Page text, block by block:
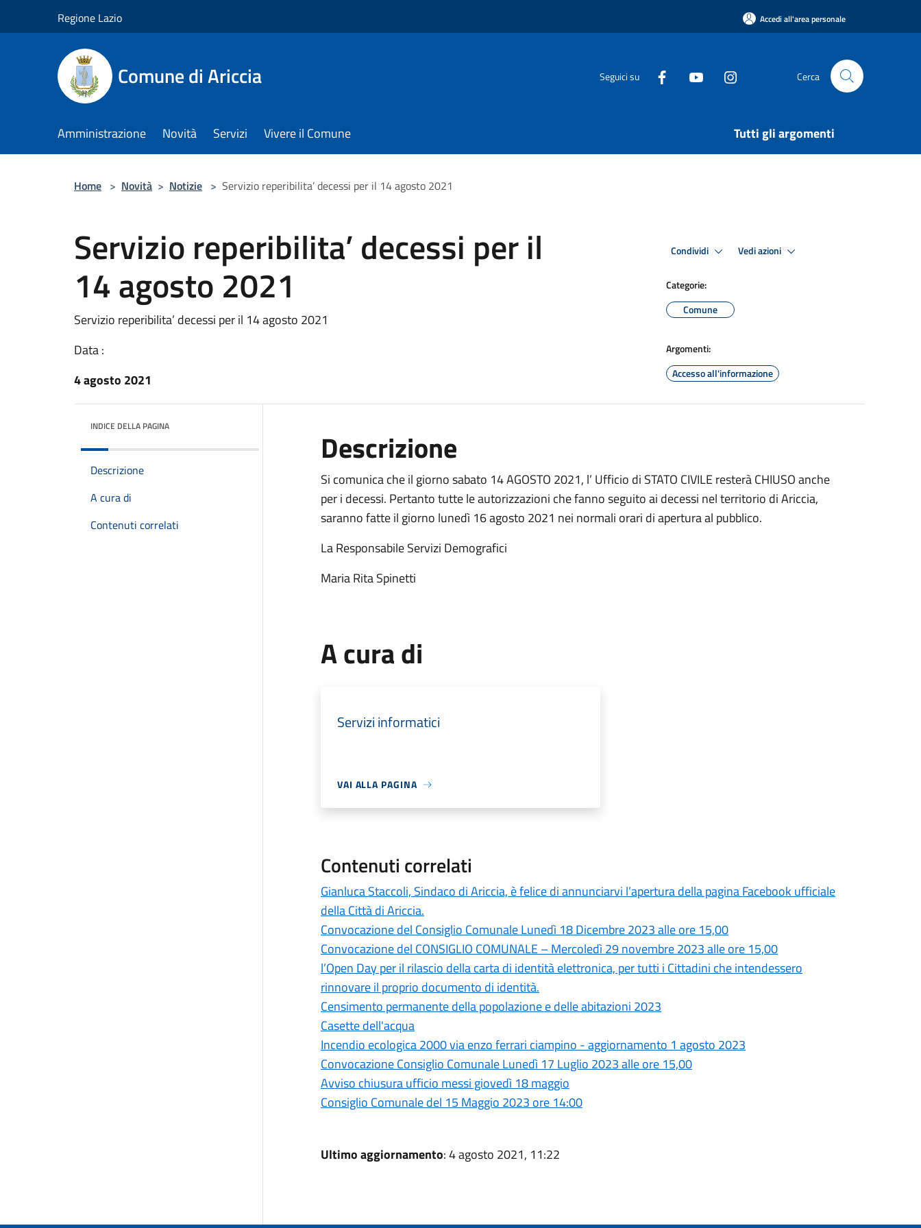
Regione Lazio Accedi all'area personale
Comune di Ariccia Seguici su Cerca
Amministrazione Novità Servizi Vivere il Comune Tutti gli argomenti
Home > Novità > Notizie > Servizio reperibilita’ decessi per il 14 agosto 2021
Servizio reperibilita’ decessi per il
14 agosto 2021
Servizio reperibilita’ decessi per il 14 agosto 2021
Data :
4 agosto 2021
Condividi Vedi azioni
Categorie:
Comune
Argomenti:
Accesso all'informazione
INDICE DELLA PAGINA
Descrizione
A cura di
Contenuti correlati
Descrizione
Si comunica che il giorno sabato 14 AGOSTO 2021, l’ Ufficio di STATO CIVILE resterà CHIUSO anche
per i decessi. Pertanto tutte le autorizzazioni che fanno seguito ai decessi nel territorio di Ariccia,
saranno fatte il giorno lunedì 16 agosto 2021 nei normali orari di apertura al pubblico.
La Responsabile Servizi Demografici
Maria Rita Spinetti
A cura di
Servizi informatici
VAI ALLA PAGINA
Contenuti correlati
Gianluca Staccoli, Sindaco di Ariccia, è felice di annunciarvi l’apertura della pagina Facebook ufficiale
della Città di Ariccia.
Convocazione del Consiglio Comunale Lunedì 18 Dicembre 2023 alle ore 15,00
Convocazione del CONSIGLIO COMUNALE – Mercoledì 29 novembre 2023 alle ore 15,00
l’Open Day per il rilascio della carta di identità elettronica, per tutti i Cittadini che intendessero
rinnovare il proprio documento di identità.
Censimento permanente della popolazione e delle abitazioni 2023
Casette dell'acqua
Incendio ecologica 2000 via enzo ferrari ciampino - aggiornamento 1 agosto 2023
Convocazione Consiglio Comunale Lunedì 17 Luglio 2023 alle ore 15,00
Avviso chiusura ufficio messi giovedì 18 maggio
Consiglio Comunale del 15 Maggio 2023 ore 14:00
Ultimo aggiornamento: 4 agosto 2021, 11:22